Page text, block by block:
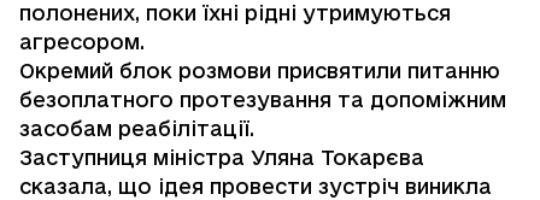
полонених, поки їхні рідні утримуються
агресором.
Окремий блок розмови присвятили питанню
безоплатного протезування та допоміжним
засобам реабілітації.
Заступниця міністра Уляна Токарєва
сказала, що ідея провести зустріч виникла